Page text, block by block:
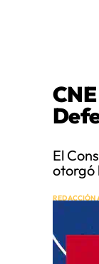
El
otorgó
REDACCIÓN